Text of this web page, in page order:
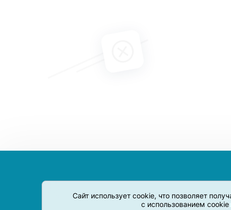
Сайт использует cookie, что позволяет
с использованием